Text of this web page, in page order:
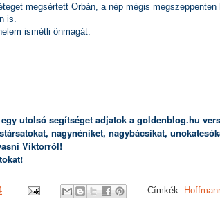
megsértett Orbán, a nép mégis megszeppenten
is.
ismétli önmagát.
utolsó segítséget adjatok a goldenblog.hu
nagynéniket, nagybácsikat,
Viktorról!
Címkék: